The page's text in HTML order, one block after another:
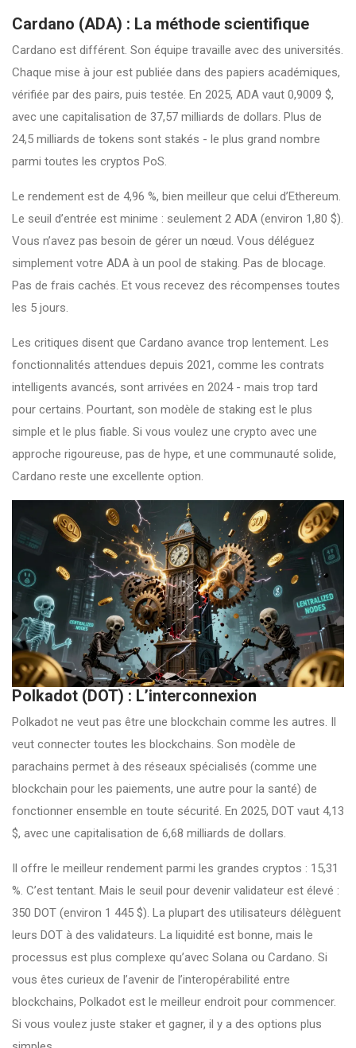
Cardano (ADA) : La méthode scientifique
Cardano est différent. Son équipe travaille avec des universités.
Chaque mise à jour est publiée dans des papiers académiques,
vérifiée par des pairs, puis testée. En 2025, ADA vaut 0,9009 $,
avec une capitalisation de 37,57 milliards de dollars. Plus de
24,5 milliards de tokens sont stakés - le plus grand nombre
parmi toutes les cryptos PoS.
Le rendement est de 4,96 %, bien meilleur que celui d’Ethereum.
Le seuil d’entrée est minime : seulement 2 ADA (environ 1,80 $).
Vous n’avez pas besoin de gérer un nœud. Vous déléguez
simplement votre ADA à un pool de staking. Pas de blocage.
Pas de frais cachés. Et vous recevez des récompenses toutes
les 5 jours.
Les critiques disent que Cardano avance trop lentement. Les
fonctionnalités attendues depuis 2021, comme les contrats
intelligents avancés, sont arrivées en 2024 - mais trop tard
pour certains. Pourtant, son modèle de staking est le plus
simple et le plus fiable. Si vous voulez une crypto avec une
approche rigoureuse, pas de hype, et une communauté solide,
Cardano reste une excellente option.
Polkadot (DOT) : L’interconnexion
Polkadot ne veut pas être une blockchain comme les autres. Il
veut connecter toutes les blockchains. Son modèle de
parachains permet à des réseaux spécialisés (comme une
blockchain pour les paiements, une autre pour la santé) de
fonctionner ensemble en toute sécurité. En 2025, DOT vaut 4,13
$, avec une capitalisation de 6,68 milliards de dollars.
Il offre le meilleur rendement parmi les grandes cryptos : 15,31
%. C’est tentant. Mais le seuil pour devenir validateur est élevé :
350 DOT (environ 1 445 $). La plupart des utilisateurs délèguent
leurs DOT à des validateurs. La liquidité est bonne, mais le
processus est plus complexe qu’avec Solana ou Cardano. Si
vous êtes curieux de l’avenir de l’interopérabilité entre
blockchains, Polkadot est le meilleur endroit pour commencer.
Si vous voulez juste staker et gagner, il y a des options plus